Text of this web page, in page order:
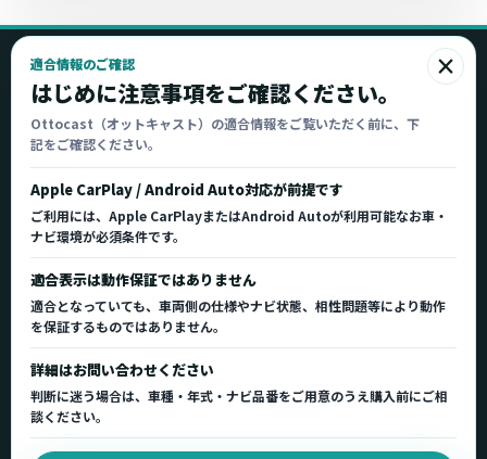
×
適合情報のご確認
はじめに注意事項をご確認ください。
Ottocast（オットキャスト）の適合情報をご覧いただく前に、下
記をご確認ください。
Apple CarPlay / Android Auto対応が前提です
ご利用には、Apple CarPlayまたはAndroid Autoが利用可能なお車・
ナビ環境が必須条件です。
適合表示は動作保証ではありません
適合となっていても、車両側の仕様やナビ状態、相性問題等により動作
を保証するものではありません。
詳細はお問い合わせください
判断に迷う場合は、車種・年式・ナビ品番をご用意のうえ購入前にご相
談ください。
Ottocast
オットキャスト
Ottocast正規販売代理店 Azgate株式会社
Ottocast（オットキャスト）の製品情報、車種適
合、サポート情報を日本国内向けに整理してご案内し
ます。
正規販売代理店 車種適合情報 国内サポート窓口
製品を探す
製品一覧
車種適合を確認
用途から製品を選ぶ
Q&A・症状別サポート